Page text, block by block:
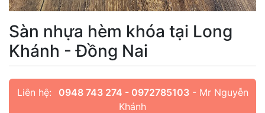
Sàn nhựa hèm khóa tại Long
Khánh - Đồng Nai
Liên hệ: 0948 743 274 - 0972785103- Mr Nguyễn
Khánh